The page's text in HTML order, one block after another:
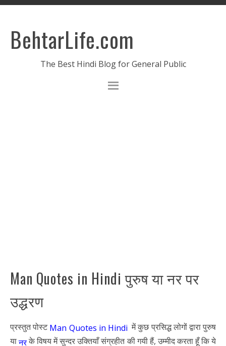
BehtarLife.com
The Best Hindi Blog for General Public
Man Quotes in Hindi पुरुष या नर पर
उद्धरण
प्रस्तुत पोस्टMan Quotes in Hindi में कुछ प्रसिद्ध लोगों द्वारा पुरुष
यानरके विषय में सुन्दर उक्तियाँ संग्रहीत की गयी हैं, उम्मीद करता हूँ कि ये